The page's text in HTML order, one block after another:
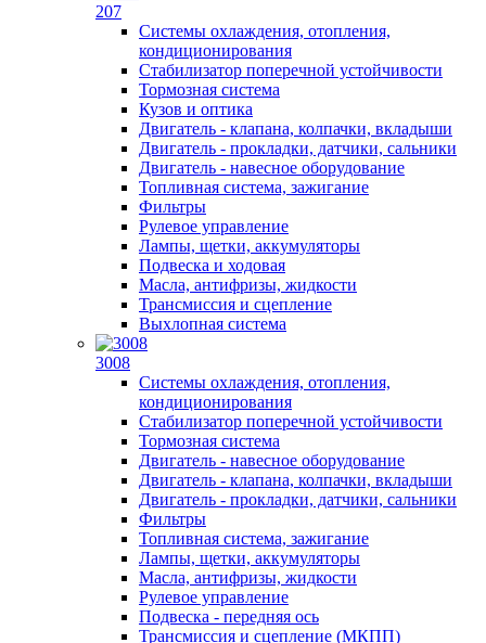
207
Системы охлаждения, отопления,
кондиционирования
Стабилизатор поперечной устойчивости
Тормозная система
Кузов и оптика
Двигатель - клапана, колпачки, вкладыши
Двигатель - прокладки, датчики, сальники
Двигатель - навесное оборудование
Топливная система, зажигание
Фильтры
Рулевое управление
Лампы, щетки, аккумуляторы
Подвеска и ходовая
Масла, антифризы, жидкости
Трансмиссия и сцепление
Выхлопная система
3008
Системы охлаждения, отопления,
кондиционирования
Стабилизатор поперечной устойчивости
Тормозная система
Двигатель - навесное оборудование
Двигатель - клапана, колпачки, вкладыши
Двигатель - прокладки, датчики, сальники
Фильтры
Топливная система, зажигание
Лампы, щетки, аккумуляторы
Масла, антифризы, жидкости
Рулевое управление
Подвеска - передняя ось
Трансмиссия и сцепление (МКПП)